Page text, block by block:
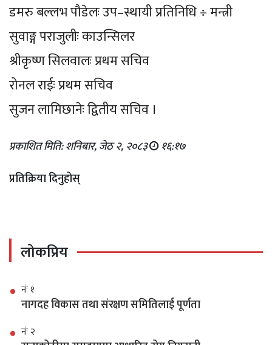
डमरु बल्लभ पौडेलः उप–स्थायी प्रतिनिधि ÷ मन्त्री
सुवाङ्ग पराजुलीः काउन्सिलर
श्रीकृष्ण सिलवालः प्रथम सचिव
रोनल राईः प्रथम सचिव
सुजन लामिछानेः द्वितीय सचिव ।
प्रकाशित मिति: शनिबार, जेठ २, २०८३ १६:१७
प्रतिक्रिया दिनुहोस्
लोकप्रिय
नंः १
नागदह विकास तथा संरक्षण समितिलाई पूर्णता
नंः २